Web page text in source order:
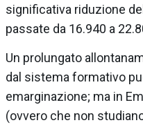
significativa riduzione
passate da 16.940 a
Un prolungato
dal sistema formativo
emarginazione; ma in
(ovvero che non